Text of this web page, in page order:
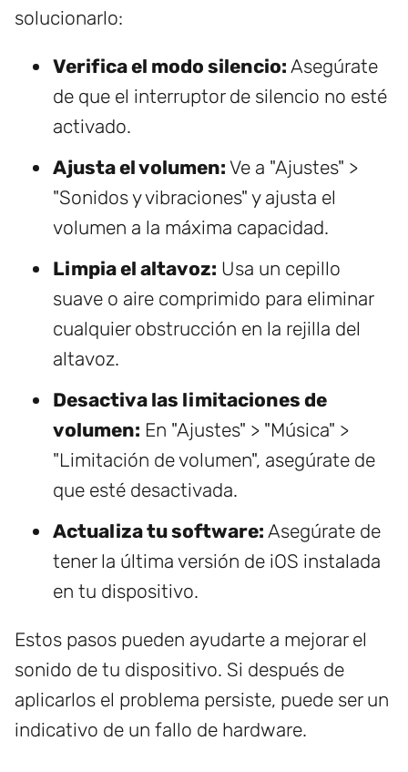
solucionarlo:
Verifica el modo silencio: Asegúrate
de que el interruptor de silencio no esté
activado.
Ajusta el volumen: Ve a "Ajustes" >
"Sonidos y vibraciones" y ajusta el
volumen a la máxima capacidad.
Limpia el altavoz: Usa un cepillo
suave o aire comprimido para eliminar
cualquier obstrucción en la rejilla del
altavoz.
Desactiva las limitaciones de
volumen: En "Ajustes" > "Música" >
"Limitación de volumen", asegúrate de
que esté desactivada.
Actualiza tu software: Asegúrate de
tener la última versión de iOS instalada
en tu dispositivo.
Estos pasos pueden ayudarte a mejorar el
sonido de tu dispositivo. Si después de
aplicarlos el problema persiste, puede ser un
indicativo de un fallo de hardware.